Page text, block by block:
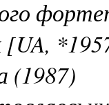
(1987)